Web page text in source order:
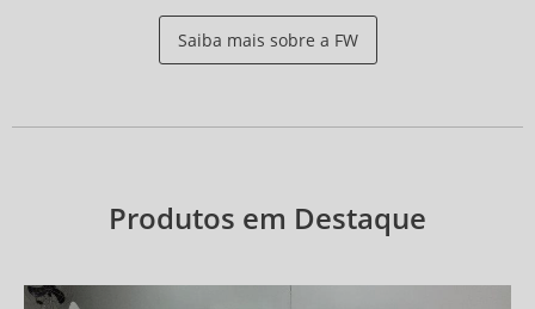
Saiba mais sobre a FW
Produtos em Destaque